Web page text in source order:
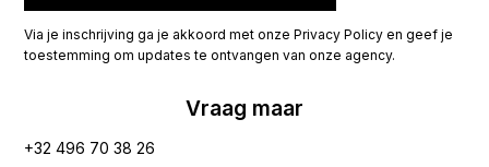
Via je inschrijving ga je akkoord met onze Privacy Policy en geef je
toestemming om updates te ontvangen van onze agency.
Vraag maar
+32 496 70 38 26‬